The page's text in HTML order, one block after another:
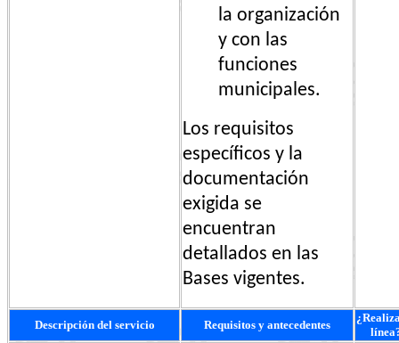
la organización
y con las
funciones
municipales.
Los requisitos
específicos y la
documentación
exigida se
encuentran
detallados en las
Bases vigentes.
Descripción del servicio Requisitos y antecedentes